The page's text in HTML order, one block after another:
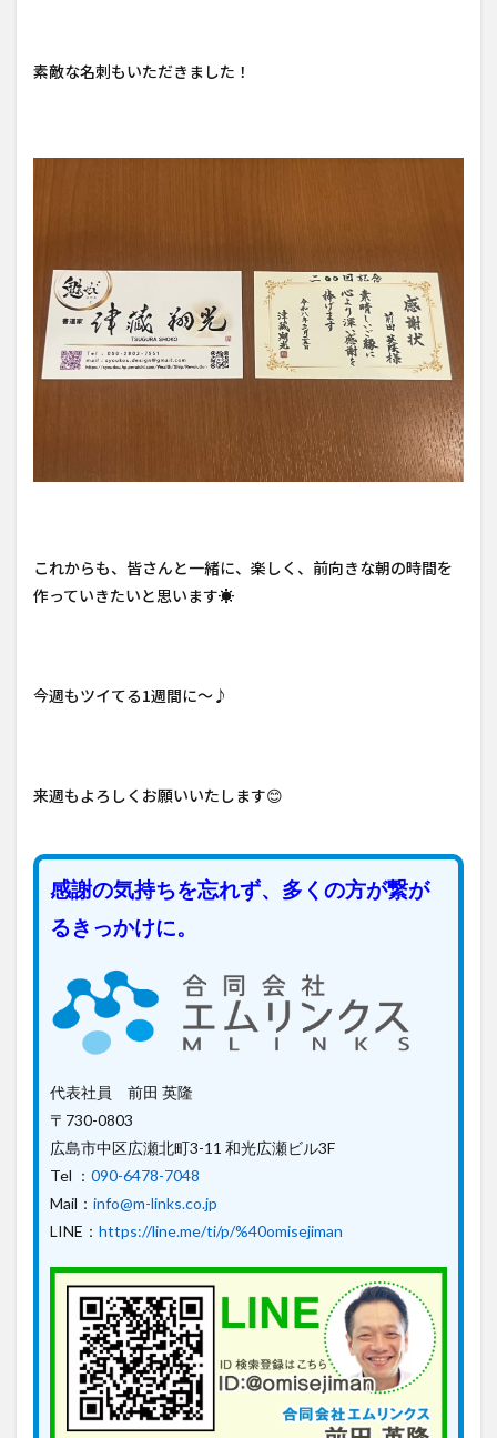
素敵な名刺もいただきました！
これからも、皆さんと一緒に、楽しく、前向きな朝の時間を
作っていきたいと思います☀
今週もツイてる1週間に～♪
来週もよろしくお願いいたします😊
感謝の気持ちを忘れず、多くの方が繋が
るきっかけに。
代表社員 前田 英隆
〒730-0803
広島市中区広瀬北町3-11 和光広瀬ビル3F
Tel ： 090-6478-7048
Mail： info@m-links.co.jp
LINE： https://line.me/ti/p/%40omisejiman